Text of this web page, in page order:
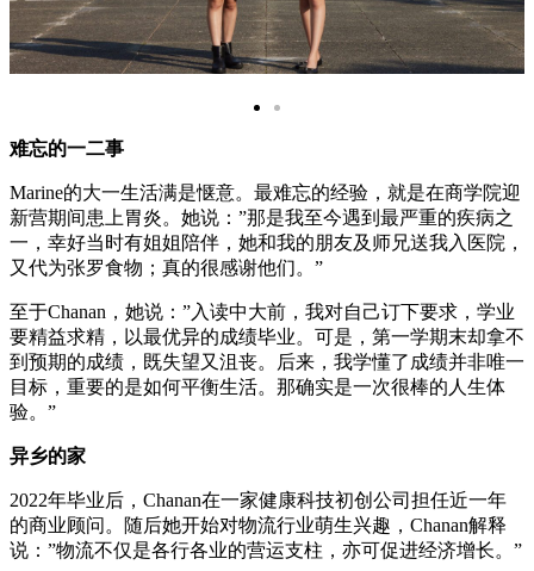
难忘的一二事
Marine的大一生活满是惬意。最难忘的经验，就是在商学院迎
新营期间患上胃炎。她说：”那是我至今遇到最严重的疾病之
一，幸好当时有姐姐陪伴，她和我的朋友及师兄送我入医院，
又代为张罗食物；真的很感谢他们。”
至于Chanan，她说：”入读中大前，我对自己订下要求，学业
要精益求精，以最优异的成绩毕业。可是，第一学期末却拿不
到预期的成绩，既失望又沮丧。后来，我学懂了成绩并非唯一
目标，重要的是如何平衡生活。那确实是一次很棒的人生体
验。”
异乡的家
2022年毕业后，Chanan在一家健康科技初创公司担任近一年
的商业顾问。随后她开始对物流行业萌生兴趣，Chanan解释
说：”物流不仅是各行各业的营运支柱，亦可促进经济增长。”